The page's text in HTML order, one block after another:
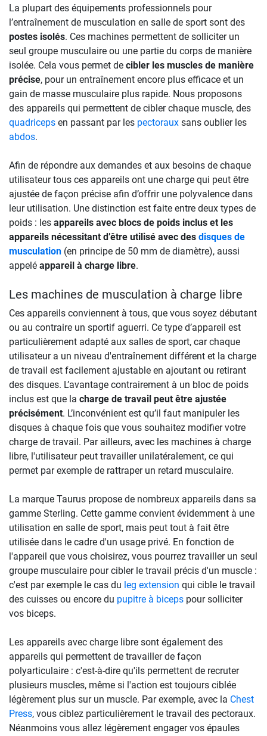
La plupart des équipements professionnels pour
l’entraînement de musculation en salle de sport sont des
postes isolés. Ces machines permettent de solliciter un
seul groupe musculaire ou une partie du corps de manière
isolée. Cela vous permet de cibler les muscles de manière
précise, pour un entraînement encore plus efficace et un
gain de masse musculaire plus rapide. Nous proposons
des appareils qui permettent de cibler chaque muscle, des
quadriceps en passant par les pectoraux sans oublier les
abdos.
Afin de répondre aux demandes et aux besoins de chaque
utilisateur tous ces appareils ont une charge qui peut être
ajustée de façon précise afin d’offrir une polyvalence dans
leur utilisation. Une distinction est faite entre deux types de
poids : les appareils avec blocs de poids inclus et les
appareils nécessitant d’être utilisé avec des disques de
musculation (en principe de 50 mm de diamètre), aussi
appelé appareil à charge libre.
Les machines de musculation à charge libre
Ces appareils conviennent à tous, que vous soyez débutant
ou au contraire un sportif aguerri. Ce type d’appareil est
particulièrement adapté aux salles de sport, car chaque
utilisateur a un niveau d'entraînement différent et la charge
de travail est facilement ajustable en ajoutant ou retirant
des disques. L’avantage contrairement à un bloc de poids
inclus est que la charge de travail peut être ajustée
précisément. L’inconvénient est qu’il faut manipuler les
disques à chaque fois que vous souhaitez modifier votre
charge de travail. Par ailleurs, avec les machines à charge
libre, l'utilisateur peut travailler unilatéralement, ce qui
permet par exemple de rattraper un retard musculaire.
La marque Taurus propose de nombreux appareils dans sa
gamme Sterling. Cette gamme convient évidemment à une
utilisation en salle de sport, mais peut tout à fait être
utilisée dans le cadre d'un usage privé. En fonction de
l'appareil que vous choisirez, vous pourrez travailler un seul
groupe musculaire pour cibler le travail précis d'un muscle :
c'est par exemple le cas du leg extension qui cible le travail
des cuisses ou encore du pupitre à biceps pour solliciter
vos biceps.
Les appareils avec charge libre sont également des
appareils qui permettent de travailler de façon
polyarticulaire : c'est-à-dire qu'ils permettent de recruter
plusieurs muscles, même si l'action est toujours ciblée
légèrement plus sur un muscle. Par exemple, avec la Chest
Press, vous ciblez particulièrement le travail des pectoraux.
Néanmoins vous allez légèrement engager vos épaules